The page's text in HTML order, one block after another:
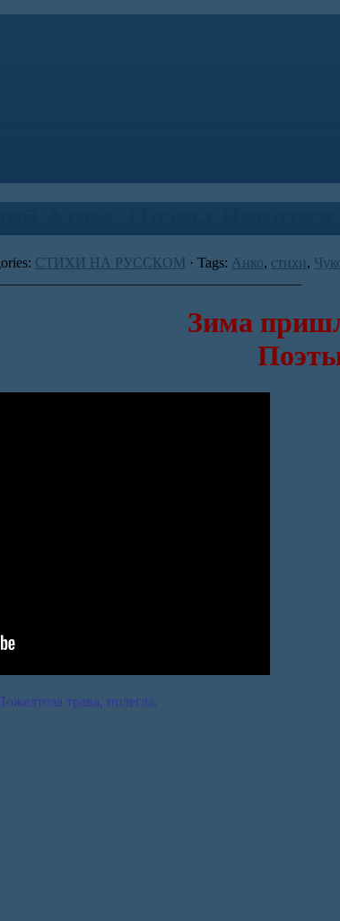
СТИХИ НА РУССКОМ · Tags: Анко, стихи,
Зима
трава, полегла.